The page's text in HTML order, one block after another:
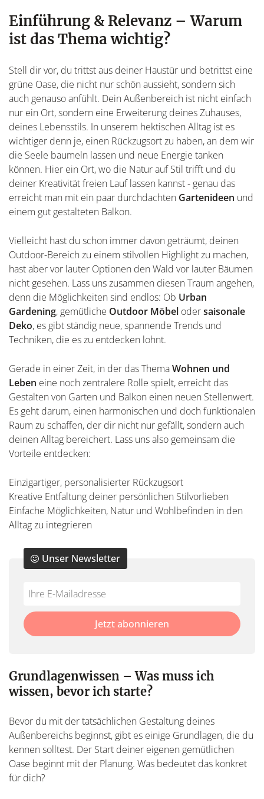
Einführung & Relevanz – Warum
ist das Thema wichtig?
Stell dir vor, du trittst aus deiner Haustür und betrittst eine
grüne Oase, die nicht nur schön aussieht, sondern sich
auch genauso anfühlt. Dein Außenbereich ist nicht einfach
nur ein Ort, sondern eine Erweiterung deines Zuhauses,
deines Lebensstils. In unserem hektischen Alltag ist es
wichtiger denn je, einen Rückzugsort zu haben, an dem wir
die Seele baumeln lassen und neue Energie tanken
können. Hier ein Ort, wo die Natur auf Stil trifft und du
deiner Kreativität freien Lauf lassen kannst - genau das
erreicht man mit ein paar durchdachten Gartenideen und
einem gut gestalteten Balkon.
Vielleicht hast du schon immer davon geträumt, deinen
Outdoor-Bereich zu einem stilvollen Highlight zu machen,
hast aber vor lauter Optionen den Wald vor lauter Bäumen
nicht gesehen. Lass uns zusammen diesen Traum angehen,
denn die Möglichkeiten sind endlos: Ob Urban
Gardening, gemütliche Outdoor Möbel odersaisonale
Deko, es gibt ständig neue, spannende Trends und
Techniken, die es zu entdecken lohnt.
Gerade in einer Zeit, in der das ThemaWohnen und
Leben eine noch zentralere Rolle spielt, erreicht das
Gestalten von Garten und Balkon einen neuen Stellenwert.
Es geht darum, einen harmonischen und doch funktionalen
Raum zu schaffen, der dir nicht nur gefällt, sondern auch
deinen Alltag bereichert. Lass uns also gemeinsam die
Vorteile entdecken:
Einzigartiger, personalisierter Rückzugsort
Kreative Entfaltung deiner persönlichen Stilvorlieben
Einfache Möglichkeiten, Natur und Wohlbefinden in den
Alltag zu integrieren
Do
fill
this
Unser Newsletter
*Ihre
Mailadresse:
Jetzt abonnieren
Grundlagenwissen – Was muss ich
wissen, bevor ich starte?
Bevor du mit der tatsächlichen Gestaltung deines
Außenbereichs beginnst, gibt es einige Grundlagen, die du
kennen solltest. Der Start deiner eigenen gemütlichen
Oase beginnt mit der Planung. Was bedeutet das konkret
für dich?